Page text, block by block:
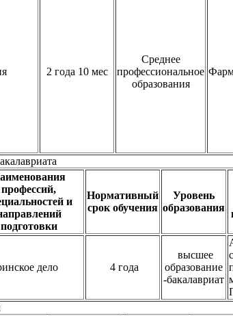
2 года 10 мес
Среднее
профессиональное
образования
профессий,
и
подготовки
Нормативный
срок обучения
Уровень
образования
дело 4 года
высшее
образование
-бакалавриат